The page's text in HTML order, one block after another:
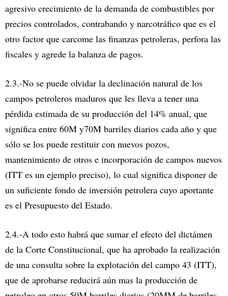
agresivo crecimiento de la demanda de combustibles por
precios controlados, contrabando y narcotráfico que es el
otro factor que carcome las finanzas petroleras, perfora las
fiscales y agrede la balanza de pagos.
2.3.-No se puede olvidar la declinación natural de los
campos petroleros maduros que les lleva a tener una
pérdida estimada de su producción del 14% anual, que
significa entre 60M y70M barriles diarios cada año y que
sólo se los puede restituir con nuevos pozos,
mantenimiento de otros e incorporación de campos nuevos
(ITT es un ejemplo preciso), lo cual significa disponer de
un suficiente fondo de inversión petrolera cuyo aportante
es el Presupuesto del Estado.
2.4.-A todo esto habrá que sumar el efecto del dictámen
de la Corte Constitucional, que ha aprobado la realización
de una consulta sobre la explotación del campo 43 (ITT),
que de aprobarse reducirá aún mas la producción de